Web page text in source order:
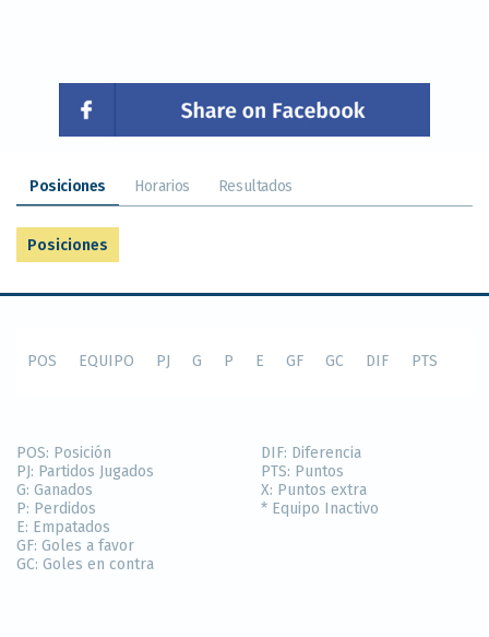
Posiciones Horarios Resultados
Posiciones
POS EQUIPO PJ G P E GF GC DIF PTS
POS: Posición
PJ: Partidos Jugados
G: Ganados
P: Perdidos
E: Empatados
GF: Goles a favor
GC: Goles en contra
DIF: Diferencia
PTS: Puntos
X: Puntos extra
* Equipo Inactivo